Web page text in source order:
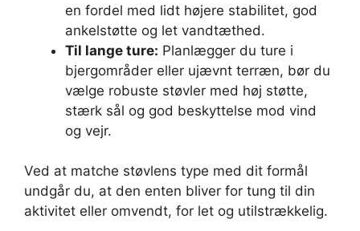
en fordel med lidt højere stabilitet, god
ankelstøtte og let vandtæthed.
Til lange ture: Planlægger du ture i
bjergområder eller ujævnt terræn, bør du
vælge robuste støvler med høj støtte,
stærk sål og god beskyttelse mod vind
og vejr.
Ved at matche støvlens type med dit formål
undgår du, at den enten bliver for tung til din
aktivitet eller omvendt, for let og utilstrækkelig.